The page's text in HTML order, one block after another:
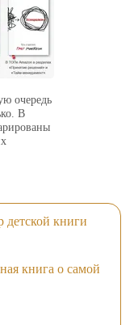
очередь
В
книги
книга о самой